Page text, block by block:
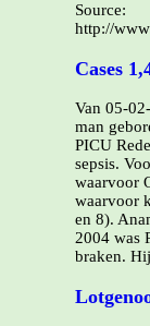
Source:
http://
Cases
Van 05-
man
PICU
sepsis.
waarvoor
waarvoor
en 8).
2004 was
braken.